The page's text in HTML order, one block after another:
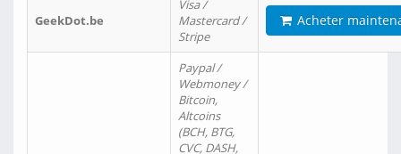
GeekDot.be
Visa /
Mastercard /
Stripe
Acheter
Paypal /
Webmoney /
Bitcoin,
Altcoins
(BCH, BTG,
CVC, DASH,